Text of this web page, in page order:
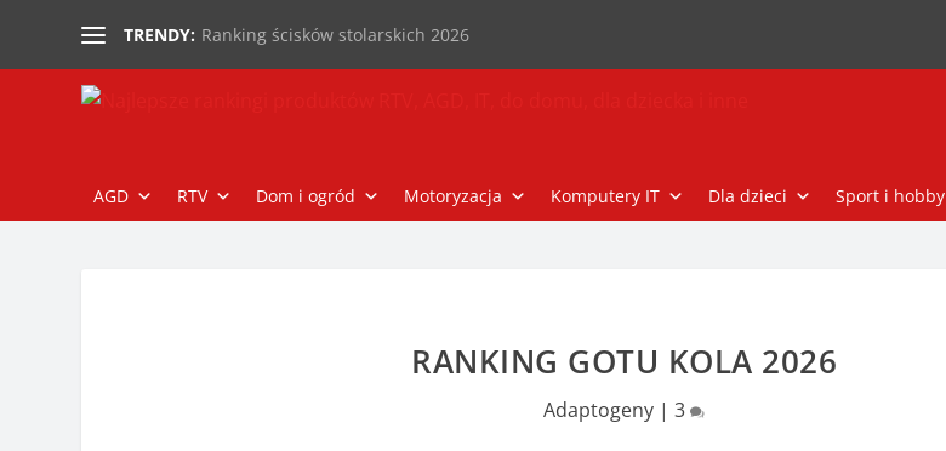
TRENDY: Ranking ścisków stolarskich 2026
AGD RTV Dom i ogród Motoryzacja Komputery IT Dla dzieci Sport i hobby
RANKING GOTU KOLA 2026
Adaptogeny |3